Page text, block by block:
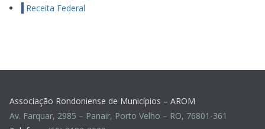
Receita Federal
Associação Rondoniense de Municípios – AROM
Av. Farquar, 2985 – Panair, Porto Velho – RO, 76801-361